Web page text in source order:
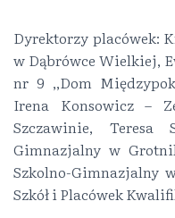
Dyrektorzy placówek:
w Dąbrówce Wielkiej,
nr 9 ,,Dom
Irena Konsowicz –
Szczawinie, Teresa
Gimnazjalny w
Szkolno-Gimnazjalny
Szkół i Placówek